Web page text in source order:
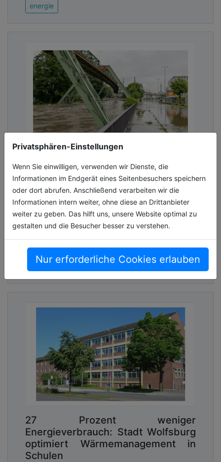
Privatsphären-Einstellungen
Wenn Sie einwilligen, verwenden wir Dienste, die
Informationen im Endgerät eines Seitenbesuchers speichern
oder dort abrufen. Anschließend verarbeiten wir die
Informationen intern weiter, ohne diese an Drittanbieter
weiter zu geben. Das hilft uns, unsere Website optimal zu
gestalten und die Besucher besser zu verstehen.
Nur erforderliche Cookies erlauben
energie
Extreme von Dürre bis Hochwasser
Nach einer Frühjahrsdürre in 2025 ist bislang
auch das Wasserwirtschaftsjahr 2026 viel zu
trocken. Dem gegenüber stehen
Starkregenereignisse und allen voran das[...]
energie
27 Prozent weniger
Energieverbrauch: Stadt Wolfsburg
optimiert Wärmemanagement in
Schulen